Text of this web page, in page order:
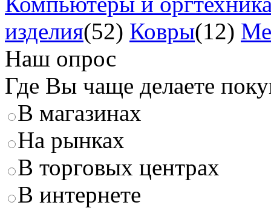
изделия(52) Ковры(12)
Наш опрос
Где Вы чаще делаете
В магазинах
На рынках
В торговых центрах
В интернете